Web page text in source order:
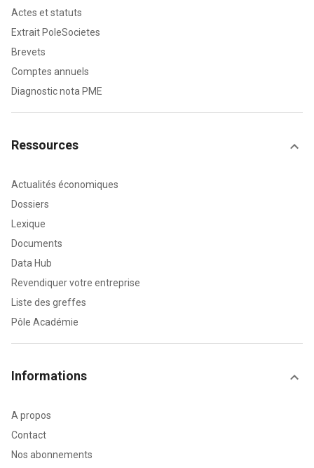
Actes et statuts
Extrait PoleSocietes
Brevets
Comptes annuels
Diagnostic nota PME
Ressources
Actualités économiques
Dossiers
Lexique
Documents
Data Hub
Revendiquer votre entreprise
Liste des greffes
Pôle Académie
Informations
A propos
Contact
Nos abonnements